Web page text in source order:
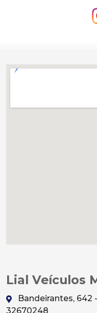
Lial Veículos
Bandeirantes, 642
32670248